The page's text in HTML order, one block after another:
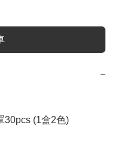
−
(1盒2色)